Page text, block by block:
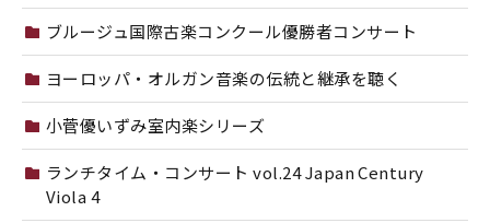
ブルージュ国際古楽コンクール優勝者コンサート
ヨーロッパ・オルガン音楽の伝統と継承を聴く
小菅優いずみ室内楽シリーズ
ランチタイム・コンサート vol.24 Japan Century
Viola 4